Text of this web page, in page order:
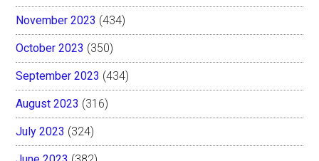
November 2023 (434)
October 2023 (350)
September 2023 (434)
August 2023 (316)
July 2023 (324)